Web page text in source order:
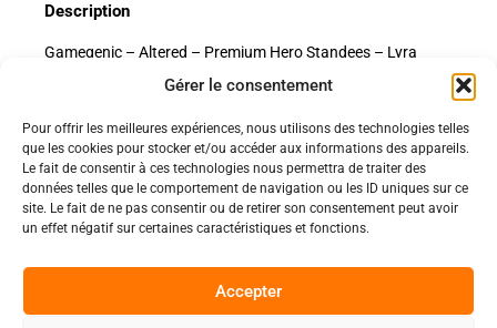
Gérer le consentement
Pour offrir les meilleures expériences, nous utilisons des technologies telles
que les cookies pour stocker et/ou accéder aux informations des appareils.
Le fait de consentir à ces technologies nous permettra de traiter des
données telles que le comportement de navigation ou les ID uniques sur ce
site. Le fait de ne pas consentir ou de retirer son consentement peut avoir
un effet négatif sur certaines caractéristiques et fonctions.
Accepter
Description
Gamegenic – Altered – Premium Hero Standees – Lyra
Nos pages
Nos évènements
Nous contacter
Politiques
Politique de confidentialité
Nos conditions de vente et livraison
Code de conduite